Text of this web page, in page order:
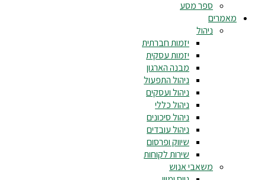
ספר מסע
מאמרים
ניהול
יזמות חברתית
יזמות עסקית
מבנה הארגון
ניהול התפעול
ניהול ועסקים
ניהול כללי
ניהול סיכונים
ניהול עובדים
שיווק ופרסום
שירות לקוחות
משאבי אנוש